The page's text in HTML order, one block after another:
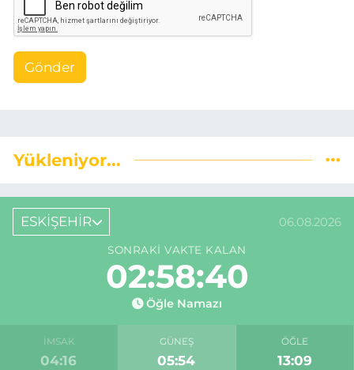
Gönder
Yükleniyor...
ESKİŞEHİR 06.08.2026
SONRAKI VAKTE KALAN
02:58:39
Öğle Namazı
İMSAK
04:16
GÜNEŞ
05:54
ÖĞLE
13:09